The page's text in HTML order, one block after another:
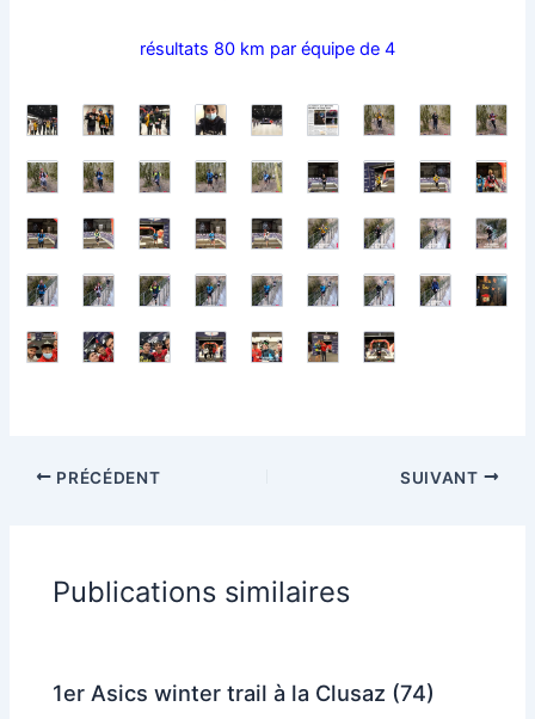
résultats 80 km par équipe de 4
PRÉCÉDENT SUIVANT
Publications similaires
1er Asics winter trail à la Clusaz (74)